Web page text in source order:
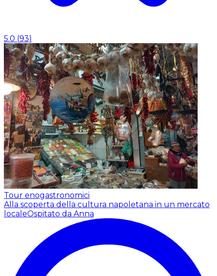
5.0 (93)
Tour enogastronomici
Alla scoperta della cultura napoletana in un mercato
localeOspitato da Anna